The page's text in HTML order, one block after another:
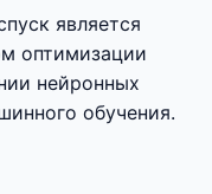
является
оптимизации
нейронных
обучения.